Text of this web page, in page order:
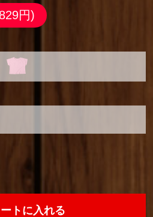
円)
トに入れる